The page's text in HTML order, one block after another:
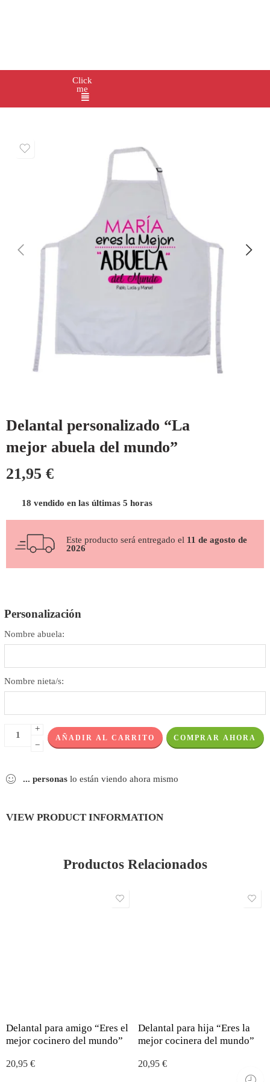
Click
me
Delantal personalizado “La
mejor abuela del mundo”
21,95 €
18 vendido en las últimas 5 horas
Este producto será entregado el 11 de agosto de
2026
Personalización
Nombre abuela:
Nombre nieta/s:
+
−
AÑADIR AL CARRITO COMPRAR AHORA
... personas lo están viendo ahora mismo
VIEW PRODUCT INFORMATION
Productos Relacionados
Delantal para amigo “Eres el
mejor cocinero del mundo”
20,95 €
Delantal para hija “Eres la
mejor cocinera del mundo”
20,95 €